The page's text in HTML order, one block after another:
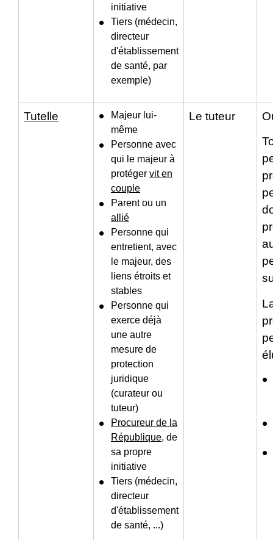
initiative
Tiers (médecin,
directeur
d'établissement
de santé, par
exemple)
Tutelle
Majeur lui-
même
Personne avec
qui le majeur à
protéger vit en
couple
Parent ou un
allié
Personne qui
entretient, avec
le majeur, des
liens étroits et
stables
Personne qui
exerce déjà
une autre
mesure de
protection
juridique
(curateur ou
tuteur)
Procureur de la
République, de
sa propre
initiative
Tiers (médecin,
directeur
d'établissement
de santé, ...)
Le tuteur